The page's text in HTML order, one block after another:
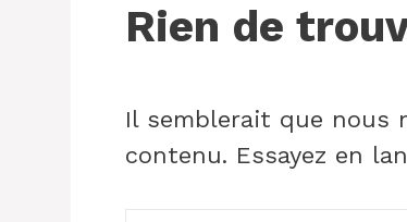
Rien de
Il semblerait que nous
contenu. Essayez en